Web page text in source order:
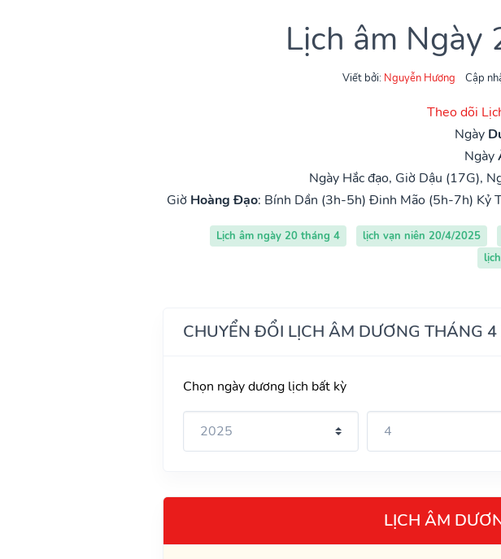
Lịch âm
Viết bởi: Nguyễn Hương Cập
Theo dõi
Ngày
Ngày
Ngày Hắc đạo, Giờ Dậu (17G),
Giờ Hoàng Đạo: Bính Dần (3h-5h) Đinh Mão (5h-7h) Kỷ
Lịch âm ngày 20 tháng 4 lịch vạn niên 20/4/2025
CHUYỂN ĐỔI LỊCH ÂM DƯƠNG THÁNG
Chọn ngày dương lịch bất kỳ
LỊCH ÂM